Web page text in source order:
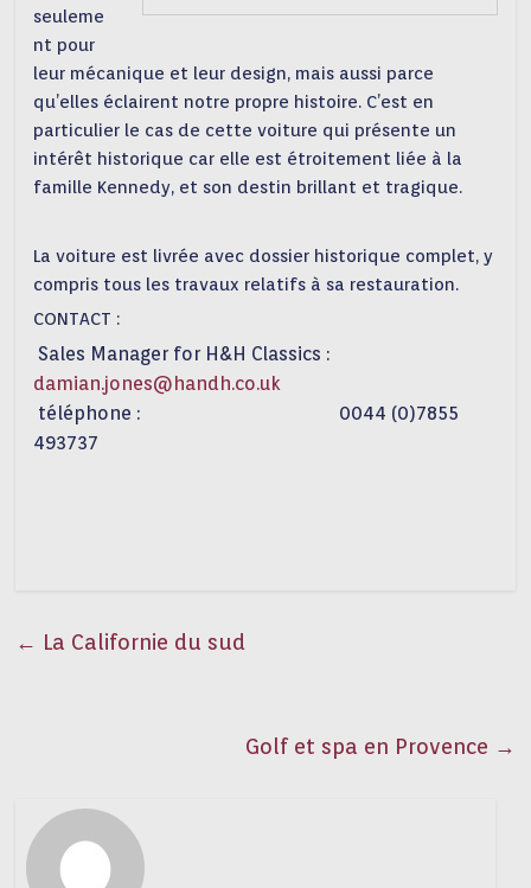
seuleme
nt pour
leur mécanique et leur design, mais aussi parce
qu’elles éclairent notre propre histoire. C’est en
particulier le cas de cette voiture qui présente un
intérêt historique car elle est étroitement liée à la
famille Kennedy, et son destin brillant et tragique.
La voiture est livrée avec dossier historique complet, y
compris tous les travaux relatifs à sa restauration.
CONTACT :
Sales Manager for H&H Classics :
damian.jones@handh.co.uk
téléphone : 0044 (0)7855
493737
← La Californie du sud
Golf et spa en Provence →